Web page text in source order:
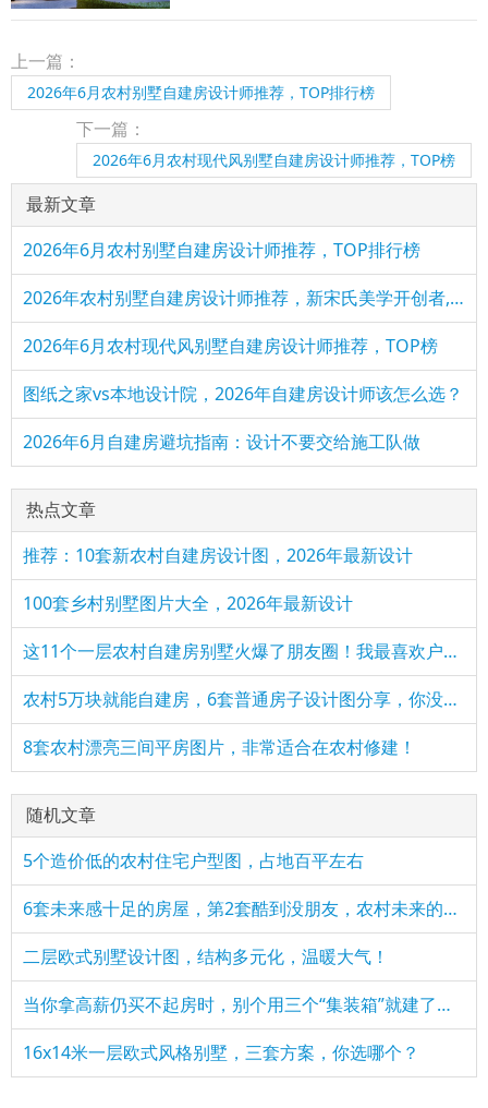
间； 二层户型：茶室、卧室x3、卫生间、露台；
上一篇：
2026年6月农村别墅自建房设计师推荐，TOP排行榜
下一篇：
2026年6月农村现代风别墅自建房设计师推荐，TOP榜
最新文章
2026年6月农村别墅自建房设计师推荐，TOP排行榜
2026年农村别墅自建房设计师推荐，新宋氏美学开创者,全国服务
2026年6月农村现代风别墅自建房设计师推荐，TOP榜
图纸之家vs本地设计院，2026年自建房设计师该怎么选？
2026年6月自建房避坑指南：设计不要交给施工队做
热点文章
推荐：10套新农村自建房设计图，2026年最新设计
100套乡村别墅图片大全，2026年最新设计
这11个一层农村自建房别墅火爆了朋友圈！我最喜欢户型十！你呢
农村5万块就能自建房，6套普通房子设计图分享，你没看错！
8套农村漂亮三间平房图片，非常适合在农村修建！
随机文章
5个造价低的农村住宅户型图，占地百平左右
6套未来感十足的房屋，第2套酷到没朋友，农村未来的自建房是不
二层欧式别墅设计图，结构多元化，温暖大气！
当你拿高薪仍买不起房时，别个用三个“集装箱”就建了个别墅！
16x14米一层欧式风格别墅，三套方案，你选哪个？